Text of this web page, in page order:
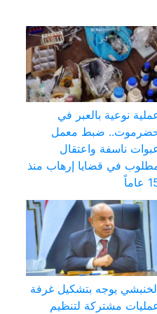
نوعية بالعبر في
ضبط معمل
ناسفة واعتقال
في قضايا إرهاب منذ
يوجه بتشكيل غرفة
مشتركة لتنظيم